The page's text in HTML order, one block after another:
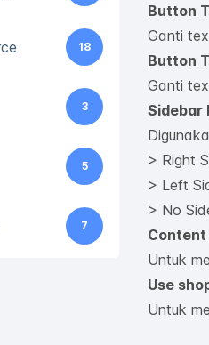
18
3
5
7
Button
Ganti
Button
Ganti
Sidebar
> Right
> Left
> No
Untuk
Use
Untuk